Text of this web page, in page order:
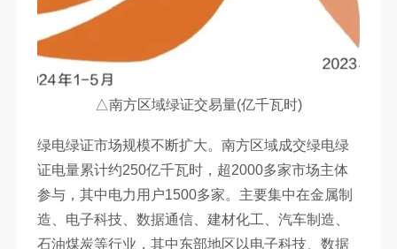
△南方区域绿证交易量(亿千瓦时)
绿电绿证市场规模不断扩大。南方区域成交绿电绿
证电量累计约250亿千瓦时，超2000多家市场主体
参与，其中电力用户1500多家。主要集中在金属制
造、电子科技、数据通信、建材化工、汽车制造、
石油煤炭等行业，其中东部地区以电子科技、数据